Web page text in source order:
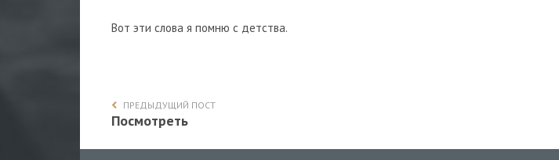
Вот эти слова я помню с детства.
ПРЕДЫДУЩИЙ ПОСТ
Посмотреть